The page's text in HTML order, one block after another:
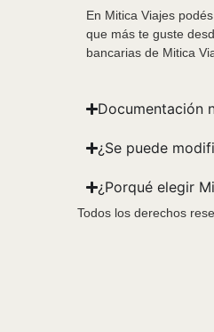
En Mitica Viajes
que más te guste
bancarias de Mitica
Documentación
¿Se puede
¿Porqué elegir
Todos los derechos